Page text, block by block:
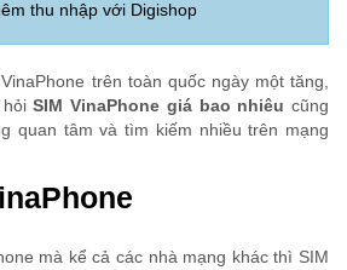
thu nhập với Digishop
trên toàn quốc ngày một tăng,
hỏiSIM VinaPhone giá bao nhiêu cũng
quan tâm và tìm kiếm nhiều trên mạng
mà kể cả các nhà mạng khác thì SIM